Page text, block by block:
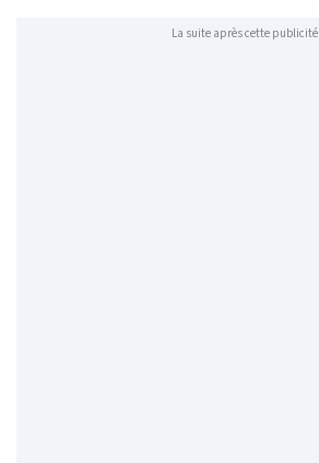
La suite après cette publicité